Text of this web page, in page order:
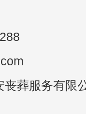
丧葬服务有限